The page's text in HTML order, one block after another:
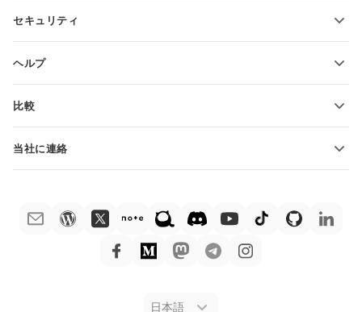
翻訳者向け
セキュリティ
ヘルプ
ヘルプ・センター
デモ注文
比較
ONLYOFFICE Docs vs Google Docs
ONLYOFFICE Docs vs WPS
ONLYOFFICE Docs vs Adobe Acrobat
当社に連絡
プレスリリースに関する質問press@onlyoffice.com
折返し電話をリクエスト
日本語